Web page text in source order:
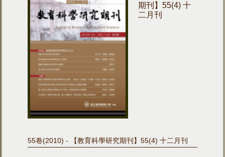
期刊】55(4) 十
二月刊
55卷(2010) - 【教育科學研究期刊】55(4) 十二月刊